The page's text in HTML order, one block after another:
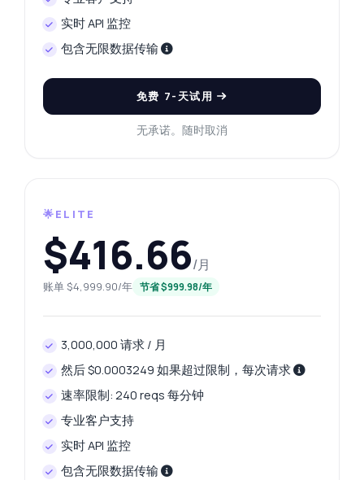
实时 API 监控
包含无限数据传输
免费 7-天试用
无承诺。随时取消
🌟ELITE
$416.66/月
账单 $4,999.90/年 节省 $999.98/年
3,000,000 请求 / 月
然后 $0.0003249 如果超过限制，每次请求
速率限制: 240 reqs 每分钟
专业客户支持
实时 API 监控
包含无限数据传输